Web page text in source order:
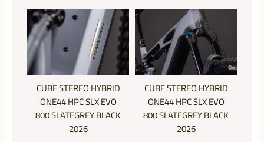
CUBE STEREO HYBRID
ONE44 HPC SLX EVO
800 SLATEGREY BLACK
2026
CUBE STEREO HYBRID
ONE44 HPC SLX EVO
800 SLATEGREY BLACK
2026